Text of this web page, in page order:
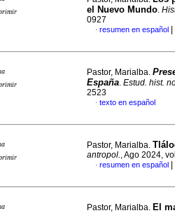
el Nuevo Mundo.
0927
· resumen en español
Pastor, Marialba.
España. Estud. hist.
2523
· texto en español
Pastor, Marialba.
antropol., Ago 2024,
· resumen en español
Pastor, Marialba. El